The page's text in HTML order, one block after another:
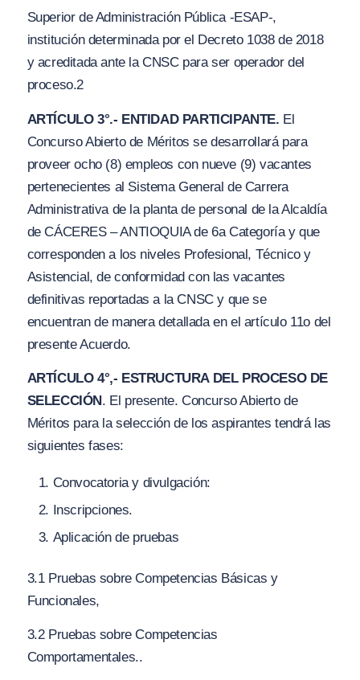
Superior de Administración Pública -ESAP-,
institución determinada por el Decreto 1038 de 2018
y acreditada ante la CNSC para ser operador del
proceso.2
ARTÍCULO 3°.- ENTIDAD PARTICIPANTE. El
Concurso Abierto de Méritos se desarrollará para
proveer ocho (8) empleos con nueve (9) vacantes
pertenecientes al Sistema General de Carrera
Administrativa de la planta de personal de la Alcaldía
de CÁCERES – ANTIOQUIA de 6a Categoría yque
corresponden a los niveles Profesional, Técnico y
Asistencial, de conformidad con las vacantes
definitivas reportadas a la CNSC y que se
encuentran de manera detallada en el artículo 11o del
presente Acuerdo.
ARTÍCULO 4°,- ESTRUCTURA DEL PROCESO DE
SELECCIÓN. El presente. Concurso Abierto de
Méritos para la selección de los aspirantes tendrá las
siguientes fases:
Convocatoria y divulgación:
Inscripciones.
Aplicación de pruebas
3.1 Pruebas sobre Competencias Básicas y
Funcionales,
3.2 Pruebas sobre Competencias
Comportamentales..